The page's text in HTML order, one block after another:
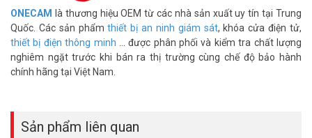
ONECAM là thương hiệu OEM từ các nhà sản xuất uy tín tại Trung
Quốc. Các sản phẩmthiết bị an ninh giám sát, khóa cửa điện tử,
thiết bị điện thông minh ... được phân phối và kiểm tra chất lượng
nghiêm ngặt trước khi bán ra thị trường cùng chế độ bảo hành
chính hãng tại Việt Nam.
Sản phẩm liên quan